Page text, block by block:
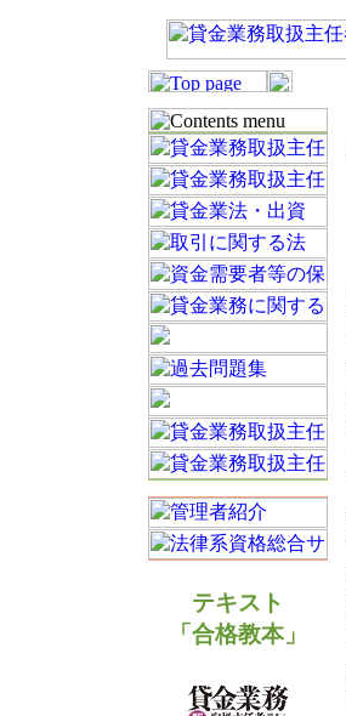
テキスト
「合格教本」